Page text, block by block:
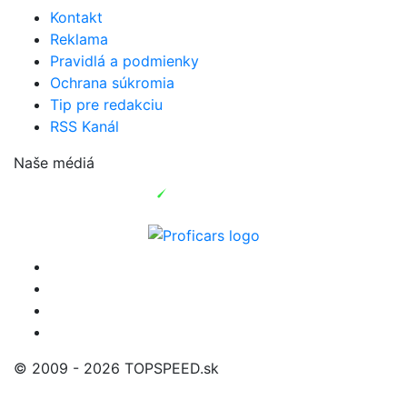
Kontakt
Reklama
Pravidlá a podmienky
Ochrana súkromia
Tip pre redakciu
RSS Kanál
Naše médiá
© 2009 - 2026 TOPSPEED.sk